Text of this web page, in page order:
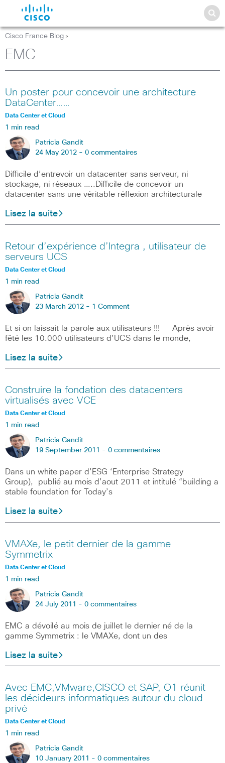
Cisco France Blog >
EMC
Un poster pour concevoir une architecture
DataCenter……
Data Center et Cloud
1 min read
Patricia Gandit
24 May 2012 - 0 commentaires
Difficile d’entrevoir un datacenter sans serveur, ni
stockage, ni réseaux …..Difficile de concevoir un
datacenter sans une véritable réflexion architecturale
Lisez la suite
Retour d’expérience d’Integra , utilisateur de
serveurs UCS
Data Center et Cloud
1 min read
Patricia Gandit
23 March 2012 - 1 Comment
Et si on laissait la parole aux utilisateurs !!! Après avoir
fêté les 10.000 utilisateurs d’UCS dans le monde,
Lisez la suite
Construire la fondation des datacenters
virtualisés avec VCE
Data Center et Cloud
1 min read
Patricia Gandit
19 September 2011 - 0 commentaires
Dans un white paper d’ESG ‘Enterprise Strategy
Group), publié au mois d’aout 2011 et intitulé “building a
stable foundation for Today’s
Lisez la suite
VMAXe, le petit dernier de la gamme
Symmetrix
Data Center et Cloud
1 min read
Patricia Gandit
24 July 2011 - 0 commentaires
EMC a dévoilé au mois de juillet le dernier né de la
gamme Symmetrix : le VMAXe, dont un des
Lisez la suite
Avec EMC,VMware,CISCO et SAP, O1 réunit
les décideurs informatiques autour du cloud
privé
Data Center et Cloud
1 min read
Patricia Gandit
10 January 2011 - 0 commentaires